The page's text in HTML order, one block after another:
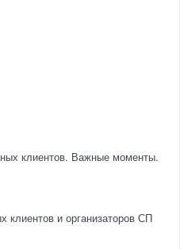
клиентов. Важные моменты.
клиентов и организаторов СП